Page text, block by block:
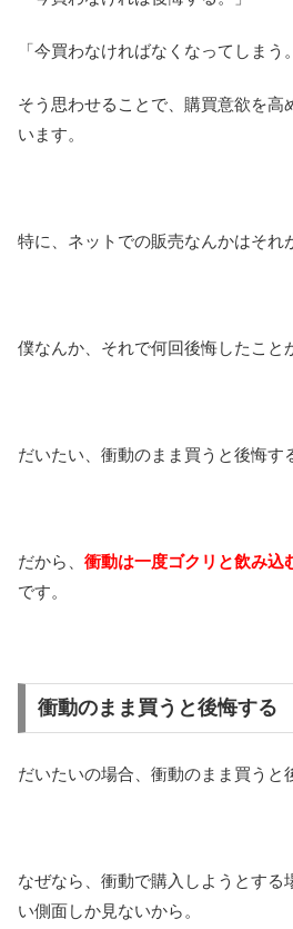
「今買わなければなくなってしまう
そう思わせることで、購買意欲を高
います。
特に、ネットでの販売なんかはそれ
僕なんか、それで何回後悔したこと
だいたい、衝動のまま買うと後悔す
だから、 衝動は一度ゴクリと飲み込
です。
衝動のまま買うと後悔する
だいたいの場合、衝動のまま買うと
なぜなら、衝動で購入しようとする
い側面しか見ないから。